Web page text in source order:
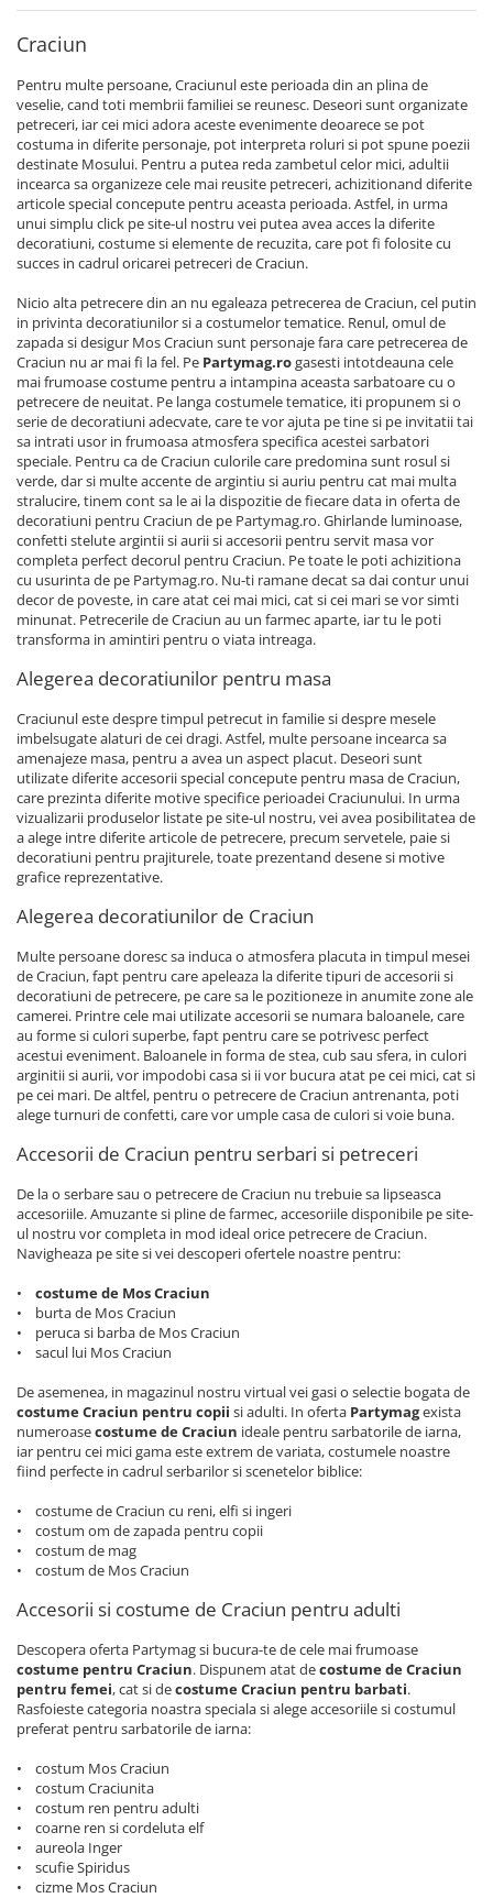
Craciun
Pentru multe persoane, Craciunul este perioada din an plina de
veselie, cand toti membrii familiei se reunesc. Deseori sunt organizate
petreceri, iar cei mici adora aceste evenimente deoarece se pot
costuma in diferite personaje, pot interpreta roluri si pot spune poezii
destinate Mosului. Pentru a putea reda zambetul celor mici, adultii
incearca sa organizeze cele mai reusite petreceri, achizitionand diferite
articole special concepute pentru aceasta perioada. Astfel, in urma
unui simplu click pe site-ul nostru vei putea avea acces la diferite
decoratiuni, costume si elemente de recuzita, care pot fi folosite cu
succes in cadrul oricarei petreceri de Craciun.
Nicio alta petrecere din an nu egaleaza petrecerea de Craciun, cel putin
in privinta decoratiunilor si a costumelor tematice. Renul, omul de
zapada si desigur Mos Craciun sunt personaje fara care petrecerea de
Craciun nu ar mai fi la fel. Pe Partymag.rogasesti intotdeauna cele
mai frumoase costume pentru a intampina aceasta sarbatoare cu o
petrecere de neuitat. Pe langa costumele tematice, iti propunem si o
serie de decoratiuni adecvate, care te vor ajuta pe tine si pe invitatii tai
sa intrati usor in frumoasa atmosfera specifica acestei sarbatori
speciale. Pentru ca de Craciun culorile care predomina sunt rosul si
verde, dar si multe accente de argintiu si auriu pentru cat mai multa
stralucire, tinem cont sa le ai la dispozitie de fiecare data in oferta de
decoratiuni pentru Craciun de pe Partymag.ro. Ghirlande luminoase,
confetti stelute argintii si aurii si accesorii pentru servit masa vor
completa perfect decorul pentru Craciun. Pe toate le poti achizitiona
cu usurinta de pe Partymag.ro. Nu-ti ramane decat sa dai contur unui
decor de poveste, in care atat cei mai mici, cat si cei mari se vor simti
minunat. Petrecerile de Craciun au un farmec aparte, iar tu le poti
transforma in amintiri pentru o viata intreaga.
Alegerea decoratiunilor pentru masa
Craciunul este despre timpul petrecut in familie si despre mesele
imbelsugate alaturi de cei dragi. Astfel, multe persoane incearca sa
amenajeze masa, pentru a avea un aspect placut. Deseori sunt
utilizate diferite accesorii special concepute pentru masa de Craciun,
care prezinta diferite motive specifice perioadei Craciunului. In urma
vizualizarii produselor listate pe site-ul nostru, vei avea posibilitatea de
a alege intre diferite articole de petrecere, precum servetele, paie si
decoratiuni pentru prajiturele, toate prezentand desene si motive
grafice reprezentative.
Alegerea decoratiunilor de Craciun
Multe persoane doresc sa induca o atmosfera placuta in timpul mesei
de Craciun, fapt pentru care apeleaza la diferite tipuri de accesorii si
decoratiuni de petrecere, pe care sa le pozitioneze in anumite zone ale
camerei. Printre cele mai utilizate accesorii se numara baloanele, care
au forme si culori superbe, fapt pentru care se potrivesc perfect
acestui eveniment. Baloanele in forma de stea, cub sau sfera, in culori
arginitii si aurii, vor impodobi casa si ii vor bucura atat pe cei mici, cat si
pe cei mari. De altfel, pentru o petrecere de Craciun antrenanta, poti
alege turnuri de confetti, care vor umple casa de culori si voie buna.
Accesorii de Craciun pentru serbari si petreceri
De la o serbare sau o petrecere de Craciun nu trebuie sa lipseasca
accesoriile. Amuzante si pline de farmec, accesoriile disponibile pe site-
ul nostru vor completa in mod ideal orice petrecere de Craciun.
Navigheaza pe site si vei descoperi ofertele noastre pentru:
• costume de Mos Craciun
• burta de Mos Craciun
• peruca si barba de Mos Craciun
• sacul lui Mos Craciun
De asemenea, in magazinul nostru virtual vei gasi o selectie bogata de
costume Craciun pentru copii si adulti. In oferta Partymagexista
numeroasecostume de Craciun ideale pentru sarbatorile de iarna,
iar pentru cei mici gama este extrem de variata, costumele noastre
fiind perfecte in cadrul serbarilor si scenetelor biblice:
• costume de Craciun cu reni, elfi si ingeri
• costum om de zapada pentru copii
• costum de mag
• costum de Mos Craciun
Accesorii si costume de Craciun pentru adulti
Descopera oferta Partymag si bucura-te de cele mai frumoase
costume pentru Craciun. Dispunem atat decostume de Craciun
pentru femei, cat si decostume Craciun pentru barbati.
Rasfoieste categoria noastra speciala si alege accesoriile si costumul
preferat pentru sarbatorile de iarna:
• costum Mos Craciun
• costum Craciunita
• costum ren pentru adulti
• coarne ren si cordeluta elf
• aureola Inger
• scufie Spiridus
• cizme Mos Craciun